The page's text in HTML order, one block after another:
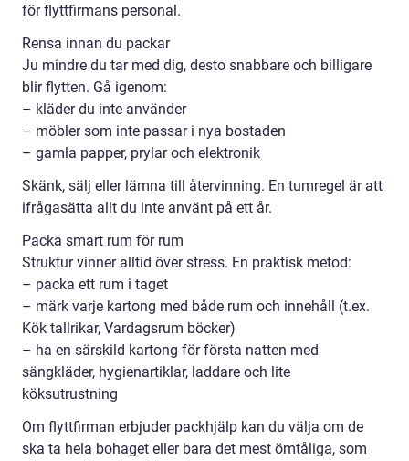
för flyttfirmans personal.
Rensa innan du packar
Ju mindre du tar med dig, desto snabbare och billigare
blir flytten. Gå igenom:
– kläder du inte använder
– möbler som inte passar i nya bostaden
– gamla papper, prylar och elektronik
Skänk, sälj eller lämna till återvinning. En tumregel är att
ifrågasätta allt du inte använt på ett år.
Packa smart rum för rum
Struktur vinner alltid över stress. En praktisk metod:
– packa ett rum i taget
– märk varje kartong med både rum och innehåll (t.ex.
Kök tallrikar, Vardagsrum böcker)
– ha en särskild kartong för första natten med
sängkläder, hygienartiklar, laddare och lite
köksutrustning
Om flyttfirman erbjuder packhjälp kan du välja om de
ska ta hela bohaget eller bara det mest ömtåliga, som